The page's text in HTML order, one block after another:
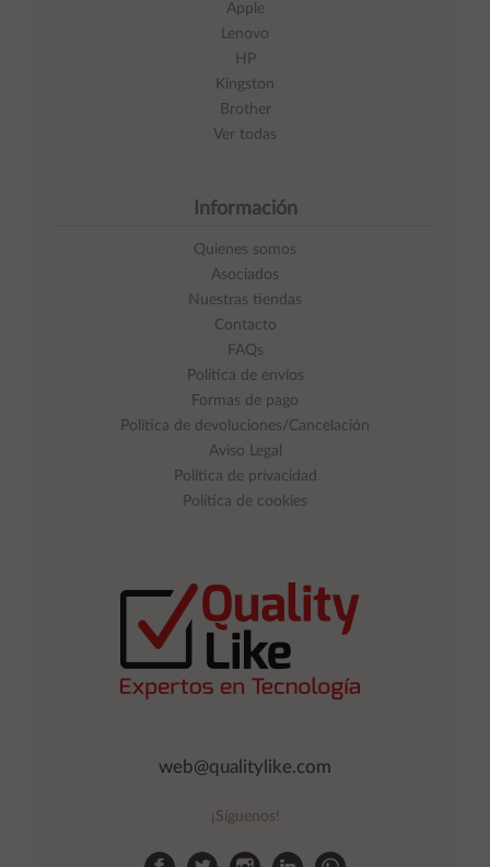
web@qualitylike.com
¡Síguenos!
Apple
Lenovo
HP
Kingston
Brother
Ver todas
Información
Quienes somos
Asociados
Nuestras tiendas
Contacto
FAQs
Política de envíos
Formas de pago
Política de devoluciones/Cancelación
Aviso Legal
Política de privacidad
Política de cookies